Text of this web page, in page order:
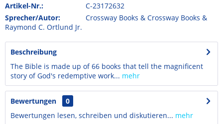
Artikel-Nr.:
C-23172632
Sprecher/Autor:
Crossway Books & Crossway Books &
Raymond C. Ortlund Jr.
Beschreibung
The Bible is made up of 66 books that tell the magnificent
story of God's redemptive work... mehr
Bewertungen
0
Bewertungen lesen, schreiben und diskutieren... mehr